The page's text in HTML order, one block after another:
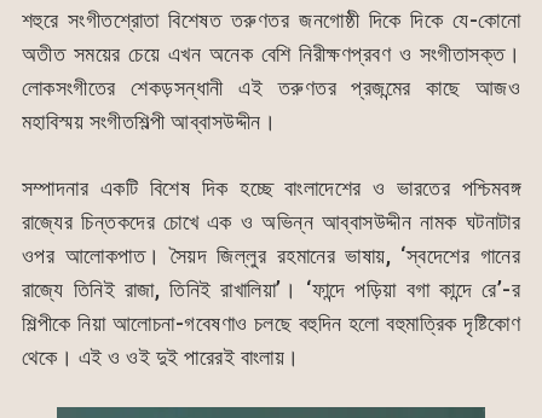
শহুরে সংগীতশ্রোতা বিশেষত তরুণতর জনগোষ্ঠী দিকে দিকে যে-কোনো
অতীত সময়ের চেয়ে এখন অনেক বেশি নিরীক্ষণপ্রবণ ও সংগীতাসক্ত।
লোকসংগীতের শেকড়সন্ধানী এই তরুণতর প্রজন্মের কাছে আজও
মহাবিস্ময় সংগীতশিল্পী আব্বাসউদ্দীন।
সম্পাদনার একটি বিশেষ দিক হচ্ছে বাংলাদেশের ও ভারতের পশ্চিমবঙ্গ
রাজ্যের চিন্তকদের চোখে এক ও অভিন্ন আব্বাসউদ্দীন নামক ঘটনাটার
ওপর আলোকপাত। সৈয়দ জিল্লুর রহমানের ভাষায়, ‘স্বদেশের গানের
রাজ্যে তিনিই রাজা, তিনিই রাখালিয়া’। ‘ফান্দে পড়িয়া বগা কান্দে রে’-র
শিল্পীকে নিয়া আলোচনা-গবেষণাও চলছে বহুদিন হলো বহুমাত্রিক দৃষ্টিকোণ
থেকে। এই ও ওই দুই পারেরই বাংলায়।